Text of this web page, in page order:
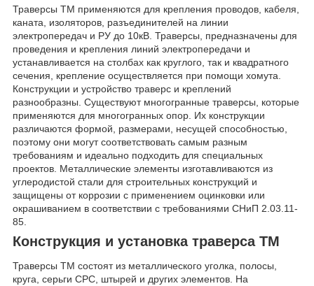
Траверсы ТМ применяются для крепления проводов, кабеля,
каната, изоляторов, разъединителей на линии
электропередач и РУ до 10кВ. Траверсы, предназначены для
проведения и крепления линий электропередачи и
устанавливается на столбах как круглого, так и квадратного
сечения, крепление осуществляется при помощи хомута.
Конструкции и устройство траверс и креплений
разнообразны. Существуют многогранные траверсы, которые
применяются для многогранных опор. Их конструкции
различаются формой, размерами, несущей способностью,
поэтому они могут соответствовать самым разным
требованиям и идеально подходить для специальных
проектов. Металлические элементы изготавливаются из
углеродистой стали для строительных конструкций и
защищены от коррозии с применением оцинковки или
окрашиванием в соответствии с требованиями СНиП 2.03.11-
85.
Конструкция и установка траверса ТМ
Траверсы ТМ состоят из металлического уголка, полосы,
круга, серьги СРС, штырей и других элементов. На